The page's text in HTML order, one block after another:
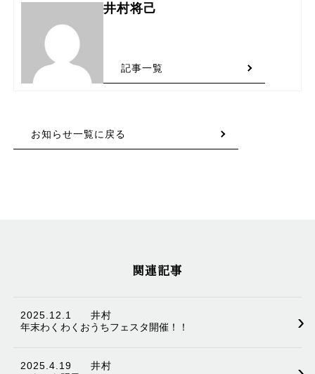
井村将己
記事一覧
お知らせ一覧に戻る
関連記事
2025.12.1
井村
年末わくわくおうちフェスタ開催！！
›
2025.4.19
井村